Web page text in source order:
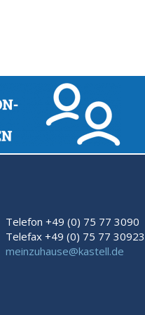
Telefon +49 (0) 75 77 3090
Telefax +49 (0) 75 77 30923
meinzuhause@kastell.de